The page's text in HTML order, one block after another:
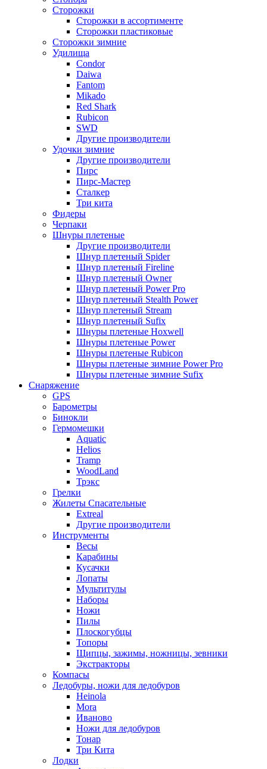
Сторожки
Сторожки в ассортименте
Сторожки пластиковые
Сторожки зимние
Удилища
Condor
Daiwa
Fantom
Mikado
Red Shark
Rubicon
SWD
Другие производители
Удочки зимние
Другие производители
Пирс
Пирс-Мастер
Сталкер
Три кита
Фидеры
Черпаки
Шнуры плетеные
Другие производители
Шнур плетеный Spider
Шнур плетеный Fireline
Шнур плетеный Owner
Шнур плетеный Power Pro
Шнур плетеный Stealth Power
Шнур плетеный Stream
Шнур плетеный Sufix
Шнуры плетеные Hoxwell
Шнуры плетеные Power
Шнуры плетеные Rubicon
Шнуры плетеные зимние Power Pro
Шнуры плетеные зимние Sufix
Снаряжение
GPS
Барометры
Бинокли
Гермомешки
Aquatic
Helios
Tramp
WoodLand
Трэкс
Грелки
Жилеты Спасательные
Extreal
Другие производители
Инструменты
Весы
Карабины
Кусачки
Лопаты
Мультитулы
Наборы
Ножи
Пилы
Плоскогубцы
Топоры
Щипцы, зажимы, ножницы, зевники
Экстракторы
Компасы
Ледобуры, ножи для ледобуров
Heinola
Mora
Иваново
Ножи для ледобуров
Тонар
Три Кита
Лодки